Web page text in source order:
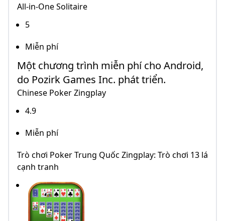
All-in-One Solitaire
5
Miễn phí
Một chương trình miễn phí cho Android,
do Pozirk Games Inc. phát triển.
Chinese Poker Zingplay
4.9
Miễn phí
Trò chơi Poker Trung Quốc Zingplay: Trò chơi 13 lá
cạnh tranh